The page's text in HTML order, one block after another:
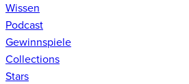
Wissen
Podcast
Gewinnspiele
Collections
Stars